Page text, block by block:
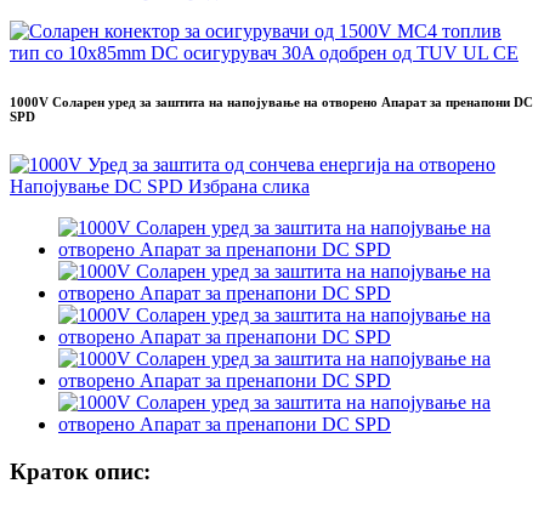
1000V Соларен уред за заштита на напојување на отворено Апарат за пренапони DC
SPD
Краток опис: